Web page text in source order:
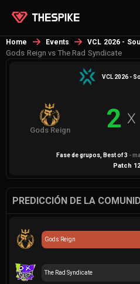
Home Events VCL 2026 -
Gods Reign vs The Rad Syndicate
VCL 2026 -
Gods Reign 2 X
Fase de grupos , Best of3 -
Patch
PREDICCIÓN DE LA
Gods Reign
The Rad Syndicate